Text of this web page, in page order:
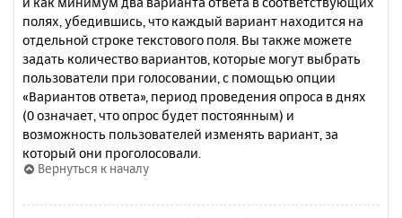
полях, убедившись, что каждый вариант находится на
отдельной строке текстового поля. Вы также можете
задать количество вариантов, которые могут выбрать
пользователи при голосовании, с помощью опции
«Вариантов ответа», период проведения опроса в днях
(0 означает, что опрос будет постоянным) и
возможность пользователей изменять вариант, за
который они проголосовали.
Вернуться к началу